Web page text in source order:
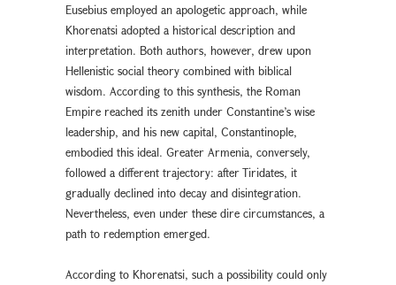
Eusebius employed an apologetic approach, while
Khorenatsi adopted a historical description and
interpretation. Both authors, however, drew upon
Hellenistic social theory combined with biblical
wisdom. According to this synthesis, the Roman
Empire reached its zenith under Constantine’s wise
leadership, and his new capital, Constantinople,
embodied this ideal. Greater Armenia, conversely,
followed a different trajectory: after Tiridates, it
gradually declined into decay and disintegration.
Nevertheless, even under these dire circumstances, a
path to redemption emerged.
According to Khorenatsi, such a possibility could only